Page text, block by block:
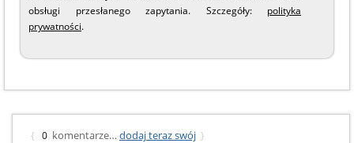
obsługi przesłanego zapytania. Szczegóły: polityka
prywatności.
{ 0 komentarze… dodaj teraz swój }